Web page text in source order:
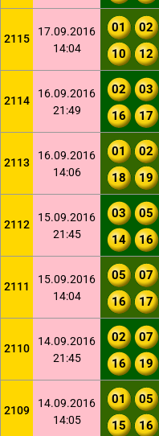
2115
17.09.2016
14:04
01 02
10
12
2114
16.09.2016
21:49
02 03
16
17
2113
16.09.2016
14:06
01 02
18
19
2112
15.09.2016
21:45
03 05
14
16
2111
15.09.2016
14:04
05 07
16
17
2110
14.09.2016
21:45
02 07
16
19
2109
14.09.2016
14:05
01 05
15
16